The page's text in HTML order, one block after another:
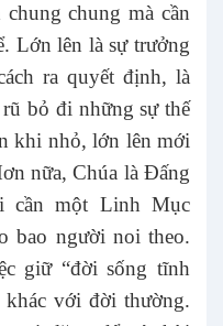
chung mà cần
Lớn lên là sự trưởng
ra quyết định, là
bỏ đi những sự thế
khi nhỏ, lớn lên mới
nữa, Chúa là Đấng
cần một Linh Mục
bao người noi theo.
giữ “đời sống tĩnh
với đời thường.